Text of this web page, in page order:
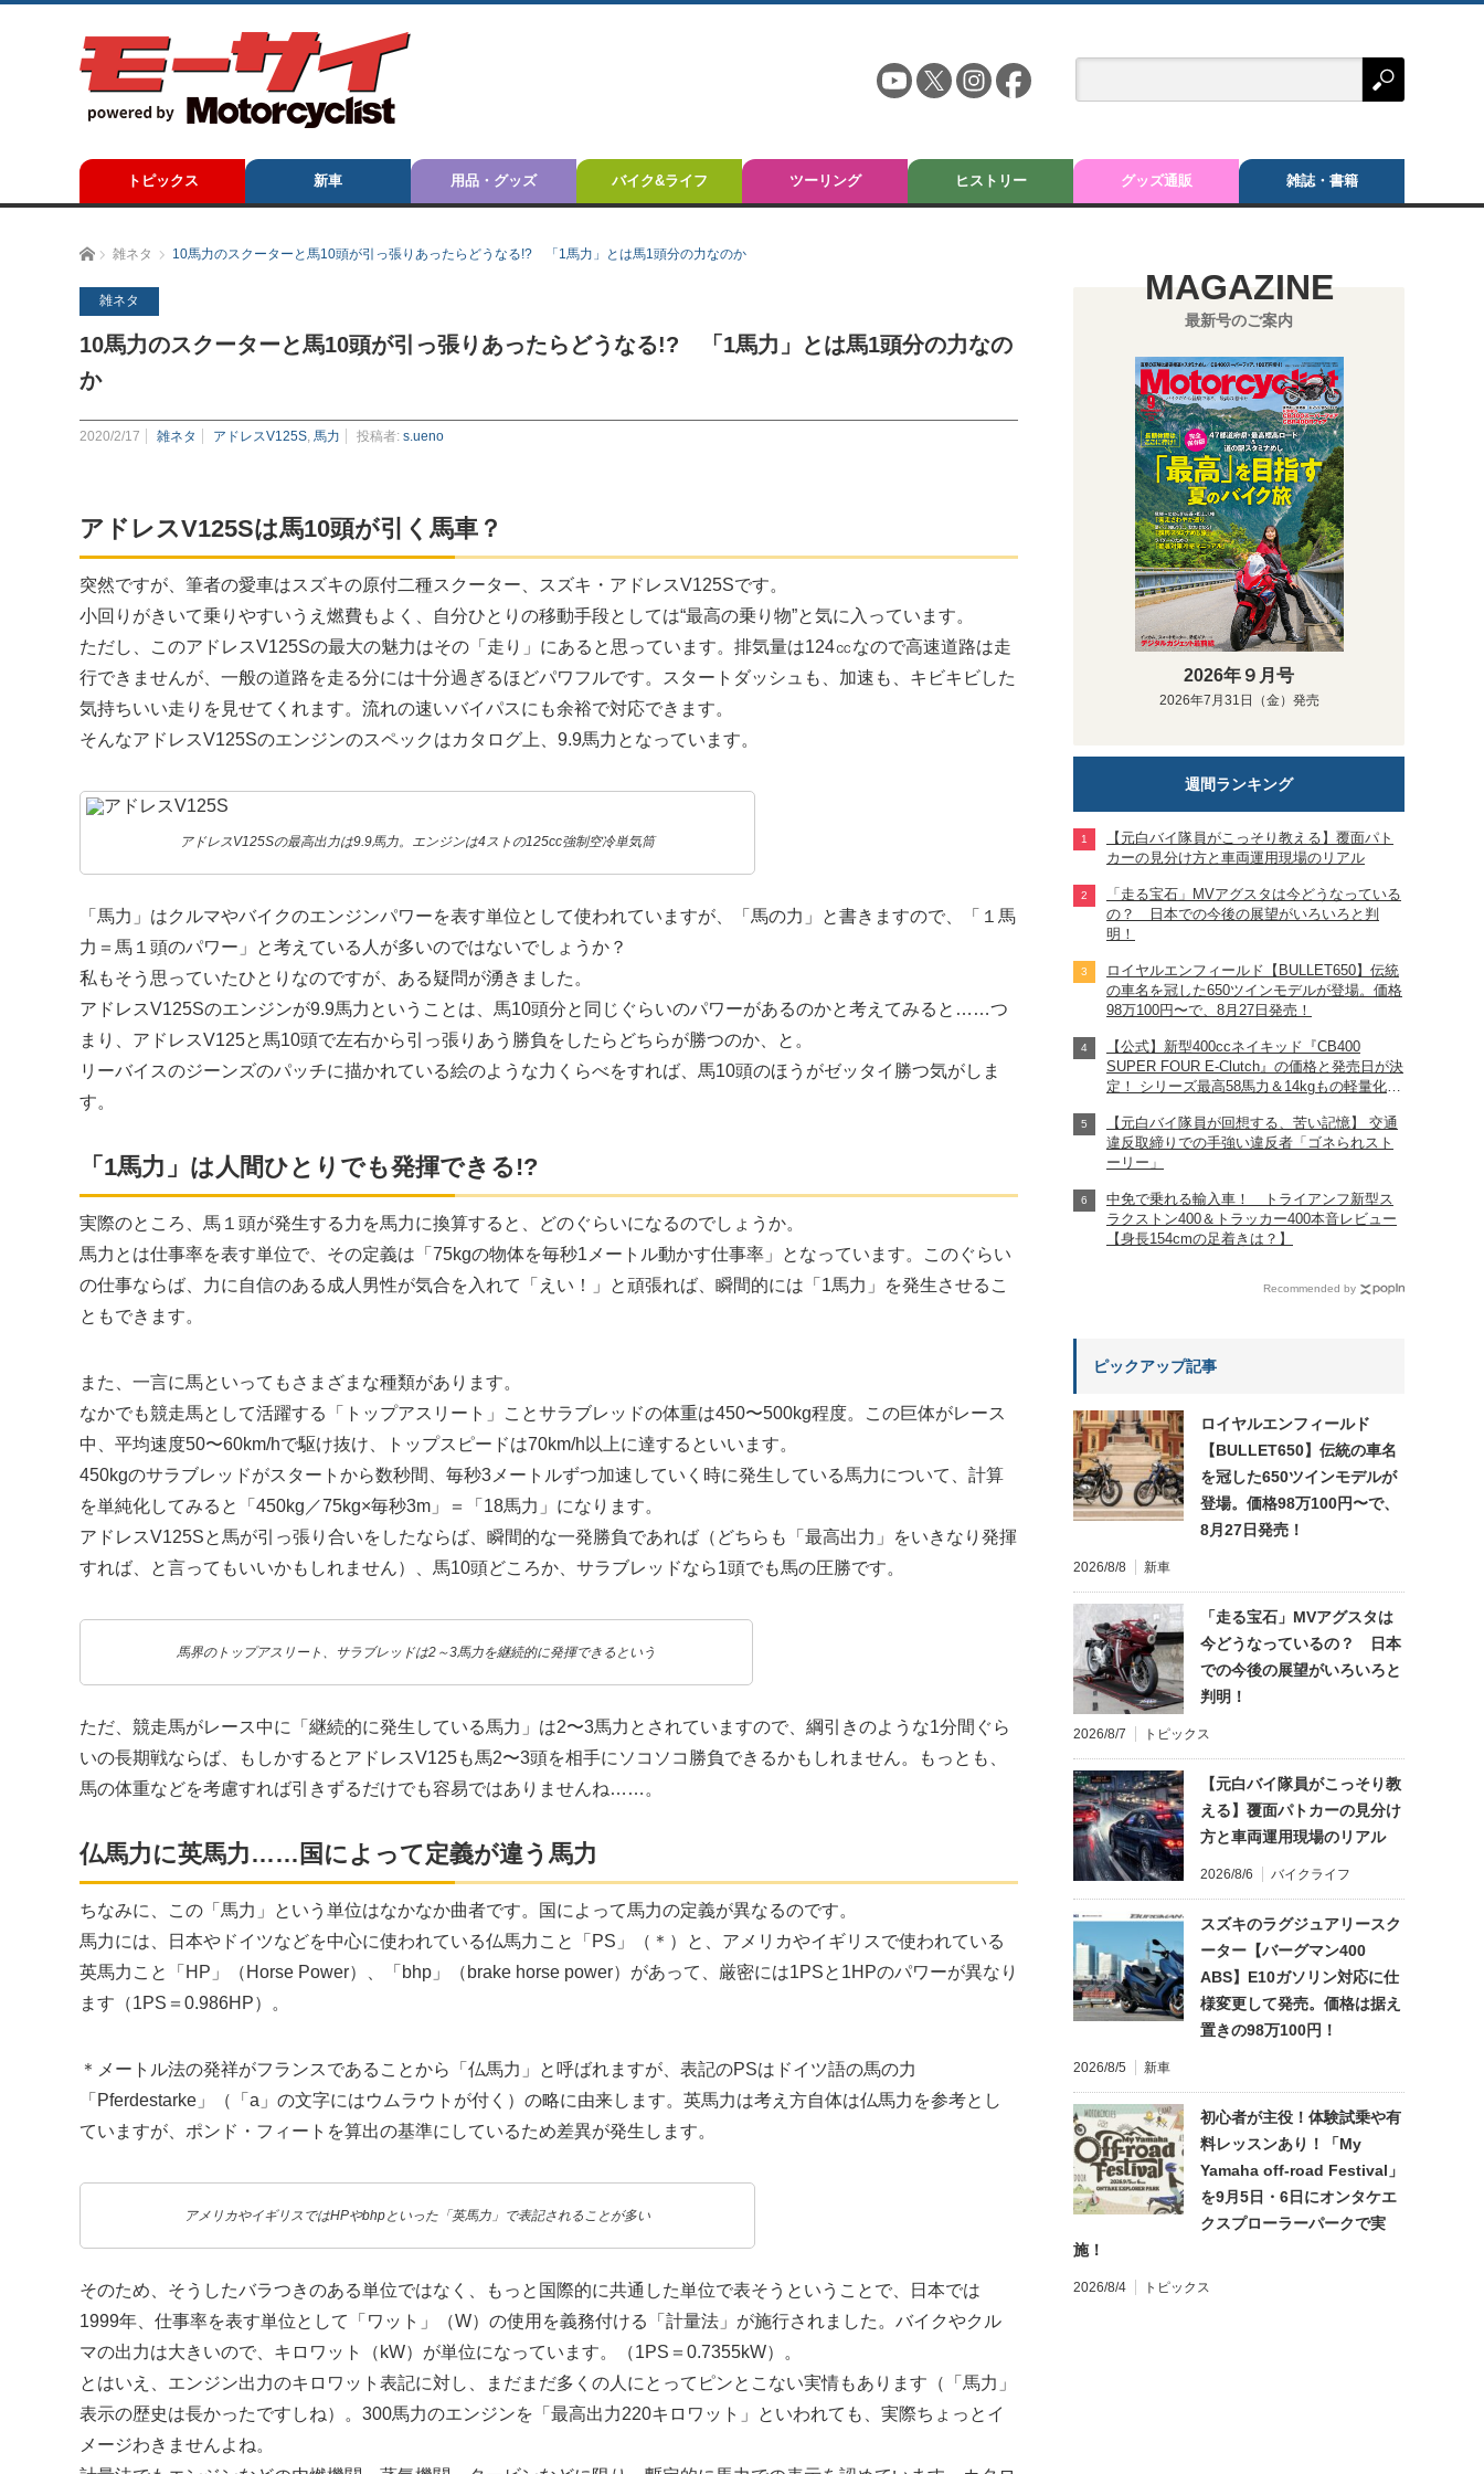
トピックス 新車 用品・グッズ バイク&ライフ ツーリング ヒストリー グッズ通販 雑誌・書籍
ホーム雑ネタ 10馬力のスクーターと馬10頭が引っ張りあったらどうなる!? 「1馬力」とは馬1頭分の力なのか
雑ネタ
10馬力のスクーターと馬10頭が引っ張りあったらどうなる!? 「1馬力」とは馬1頭分の力なの
か
2020/2/17 雑ネタ アドレスV125S 馬力 投稿者: s.ueno
アドレスV125Sは馬10頭が引く馬車？
突然ですが、筆者の愛車はスズキの原付二種スクーター、スズキ・アドレスV125Sです。
小回りがきいて乗りやすいうえ燃費もよく、自分ひとりの移動手段としては“最高の乗り物”と気に入っています。
ただし、このアドレスV125Sの最大の魅力はその「走り」にあると思っています。排気量は124㏄なので高速道路は走
行できませんが、一般の道路を走る分には十分過ぎるほどパワフルです。スタートダッシュも、加速も、キビキビした
気持ちいい走りを見せてくれます。流れの速いバイパスにも余裕で対応できます。
そんなアドレスV125Sのエンジンのスペックはカタログ上、 9.9馬力となっています。
アドレスV125Sの最高出力は9.9馬力。エンジンは4ストの125cc強制空冷単気筒
「馬力」はクルマやバイクのエンジンパワーを表す単位として使われていますが、「馬の力」と書きますので、「１馬
力＝馬１頭のパワー」と考えている人が多いのではないでしょうか？
私もそう思っていたひとりなのですが、ある疑問が湧きました。
アドレスV125Sのエンジンが9.9馬力ということは、馬10頭分と同じぐらいのパワーがあるのかと考えてみると……つ
まり、アドレスV125と馬10頭で左右から引っ張りあう勝負をしたらどちらが勝つのか、と。
リーバイスのジーンズのパッチに描かれている絵のような力くらべをすれば、馬10頭のほうがゼッタイ勝つ気がしま
す。
「1馬力」は人間ひとりでも発揮できる!?
実際のところ、馬１頭が発生する力を馬力に換算すると、どのぐらいになるのでしょうか。
馬力とは仕事率を表す単位で、その定義は「75kgの物体を毎秒1メートル動かす仕事率」となっています。このぐらい
の仕事ならば、力に自信のある成人男性が気合を入れて「えい！」と頑張れば、瞬間的には「1馬力」を発生させるこ
ともできます。
また、一言に馬といってもさまざまな種類があります。
なかでも競走馬として活躍する「トップアスリート」ことサラブレッドの体重は450〜500kg程度。この巨体がレース
中、平均速度50〜60km/hで駆け抜け、トップスピードは70km/h以上に達するといいます。
450kgのサラブレッドがスタートから数秒間、毎秒3メートルずつ加速していく時に発生している馬力について、計算
を単純化してみると「450kg／75kg×毎秒3m」＝「18馬力」になります。
アドレスV125Sと馬が引っ張り合いをしたならば、瞬間的な一発勝負であれば（どちらも「最高出力」をいきなり発揮
すれば、と言ってもいいかもしれません）、馬10頭どころか、サラブレッドなら1頭でも馬の圧勝です。
馬界のトップアスリート、サラブレッドは2～3馬力を継続的に発揮できるという
ただ、競走馬がレース中に「継続的に発生している馬力」は2〜3馬力とされていますので、綱引きのような1分間ぐら
いの長期戦ならば、もしかするとアドレスV125も馬2〜3頭を相手にソコソコ勝負できるかもしれません。もっとも、
馬の体重などを考慮すれば引きずるだけでも容易ではありませんね……。
仏馬力に英馬力……国によって定義が違う馬力
ちなみに、この「馬力」という単位はなかなか曲者です。国によって馬力の定義が異なるのです。
馬力には、日本やドイツなどを中心に使われている仏馬力こと「PS」（＊）と、アメリカやイギリスで使われている
英馬力こと「HP」（Horse Power）、「bhp」（brake horse power）があって、厳密には1PSと1HPのパワーが異なり
ます（1PS＝0.986HP）。
＊メートル法の発祥がフランスであることから「仏馬力」と呼ばれますが、表記のPSはドイツ語の馬の力
「Pferdestarke」（「a」の文字にはウムラウトが付く）の略に由来します。英馬力は考え方自体は仏馬力を参考とし
ていますが、ポンド・フィートを算出の基準にしているため差異が発生します。
アメリカやイギリスではHPやbhpといった「英馬力」で表記されることが多い
そのため、そうしたバラつきのある単位ではなく、もっと国際的に共通した単位で表そうということで、日本では
1999年、仕事率を表す単位として「ワット」（W）の使用を義務付ける「計量法」が施行されました。バイクやクル
マの出力は大きいので、キロワット（kW）が単位になっています。（1PS＝0.7355kW）。
とはいえ、エンジン出力のキロワット表記に対し、まだまだ多くの人にとってピンとこない実情もあります（「馬力」
表示の歴史は長かったですしね）。300馬力のエンジンを「最高出力220キロワット」といわれても、実際ちょっとイ
メージわきませんよね。
MAGAZINE
最新号のご案内
2026年９月号
2026年7月31日（金）発売
週間ランキング
【元白バイ隊員がこっそり教える】覆面パト
カーの見分け方と車両運用現場のリアル
「走る宝石」MVアグスタは今どうなっている
の？ 日本での今後の展望がいろいろと判
明！
ロイヤルエンフィールド【BULLET650】伝統
の車名を冠した650ツインモデルが登場。価格
98万100円〜で、8月27日発売！
【公式】新型400ccネイキッド『CB400
SUPER FOUR E-Clutch』の価格と発売日が決
定！ シリーズ最高58馬力＆14kgもの軽量化!?
【Honda2026新車ニュース】
【元白バイ隊員が回想する、苦い記憶】 交通
違反取締りでの手強い違反者「ゴネられスト
ーリー」
中免で乗れる輸入車！ トライアンフ新型ス
ラクストン400＆トラッカー400本音レビュー
【身長154cmの足着きは？】
Recommended by
ピックアップ記事
ロイヤルエンフィールド
【BULLET650】伝統の車名
を冠した650ツインモデルが
登場。価格98万100円〜で、
8月27日発売！
2026/8/8 新車
「走る宝石」MVアグスタは
今どうなっているの？ 日本
での今後の展望がいろいろと
判明！
2026/8/7 トピックス
【元白バイ隊員がこっそり教
える】覆面パトカーの見分け
方と車両運用現場のリアル
2026/8/6 バイクライフ
スズキのラグジュアリースク
ーター【バーグマン400
ABS】E10ガソリン対応に仕
様変更して発売。価格は据え
置きの98万100円！
2026/8/5 新車
初心者が主役！体験試乗や有
料レッスンあり！「My
Yamaha off-road Festival」
を9月5日・6日にオンタケエ
クスプローラーパークで実
施！
2026/8/4 トピックス